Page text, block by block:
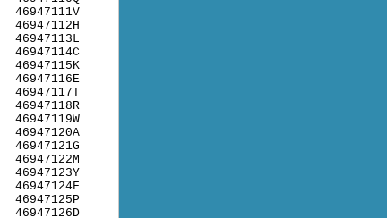
46947111V
46947112H
46947113L
46947114C
46947115K
46947116E
46947117T
46947118R
46947119W
46947120A
46947121G
46947122M
46947123Y
46947124F
46947125P
46947126D